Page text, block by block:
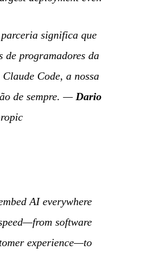
significa que
de programadores da
Code, a nossa
de sempre. — Dario
AI everywhere
software
experience—to